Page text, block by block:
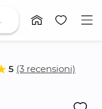
5 (3 recensioni)